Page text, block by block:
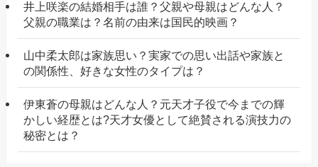
井上咲楽の結婚相手は誰？父親や母親はどんな人？
父親の職業は？名前の由来は国民的映画？
山中柔太郎は家族思い？実家での思い出話や家族と
の関係性、好きな女性のタイプは？
伊東蒼の母親はどんな人？元天才子役で今までの輝
かしい経歴とは?天才女優として絶賛される演技力の
秘密とは？